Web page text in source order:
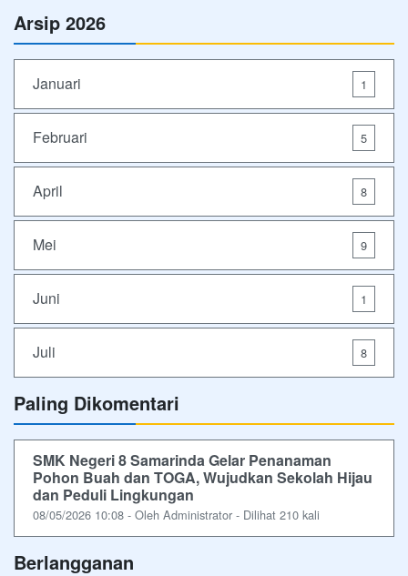
Arsip 2026
Januari 1
Februari 5
April 8
Mei 9
Juni 1
Juli 8
Paling Dikomentari
SMK Negeri 8 Samarinda Gelar Penanaman
Pohon Buah dan TOGA, Wujudkan Sekolah Hijau
dan Peduli Lingkungan
08/05/2026 10:08 - Oleh Administrator - Dilihat 210 kali
Berlangganan